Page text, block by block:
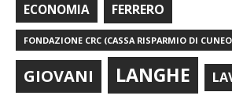
ECONOMIA FERRERO
FONDAZIONE CRC (CASSA RISPARMIO DI
GIOVANI LANGHE